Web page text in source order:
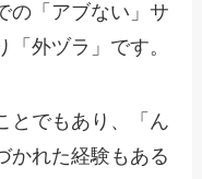
の「アブない」サ
外ヅラ」です。
とでもあり、「ん
かれた経験もある